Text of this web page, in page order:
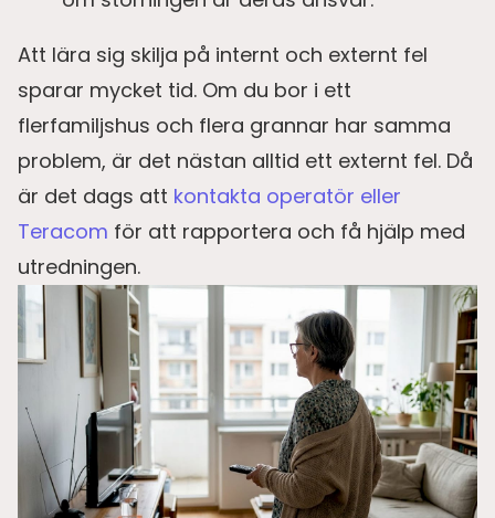
Att lära sig skilja på internt och externt fel
sparar mycket tid. Om du bor i ett
flerfamiljshus och flera grannar har samma
problem, är det nästan alltid ett externt fel. Då
är det dags att kontakta operatör eller
Teracom för att rapportera och få hjälp med
utredningen.